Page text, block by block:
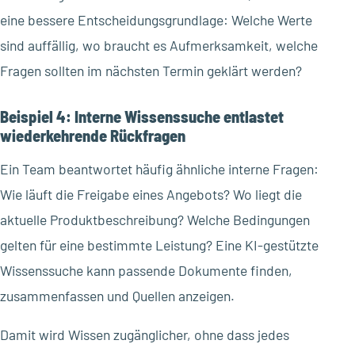
eine bessere Entscheidungsgrundlage: Welche Werte
sind auffällig, wo braucht es Aufmerksamkeit, welche
Fragen sollten im nächsten Termin geklärt werden?
Beispiel 4: Interne Wissenssuche entlastet
wiederkehrende Rückfragen
Ein Team beantwortet häufig ähnliche interne Fragen:
Wie läuft die Freigabe eines Angebots? Wo liegt die
aktuelle Produktbeschreibung? Welche Bedingungen
gelten für eine bestimmte Leistung? Eine KI-gestützte
Wissenssuche kann passende Dokumente finden,
zusammenfassen und Quellen anzeigen.
Damit wird Wissen zugänglicher, ohne dass jedes